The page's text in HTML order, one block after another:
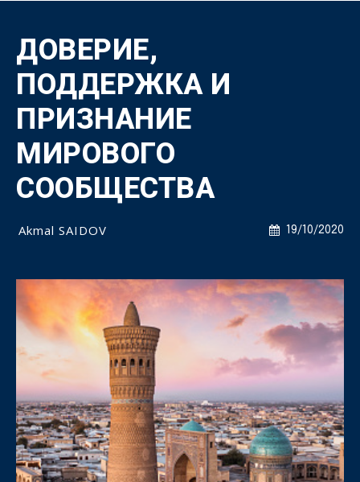
ДОВЕРИЕ,
ПОДДЕРЖКА И
ПРИЗНАНИЕ
МИРОВОГО
СООБЩЕСТВА
19/10/2020
Akmal SAIDOV